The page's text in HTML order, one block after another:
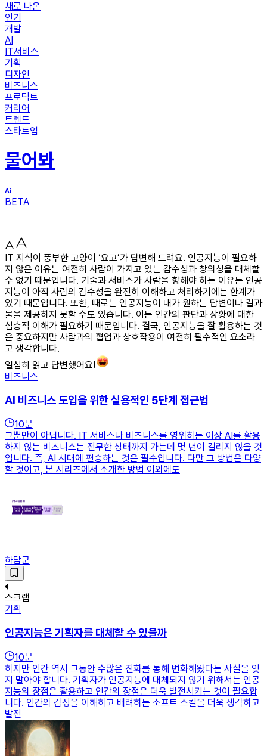
새로 나온
인기
개발
AI
IT서비스
기획
디자인
비즈니스
프로덕트
커리어
트렌드
스타트업
물어봐
BETA
IT 지식이 풍부한 고양이 ‘요고’가 답변해 드려요. 인공지능이 필요하
지 않은 이유는 여전히 사람이 가지고 있는 감수성과 창의성을 대체할
수 없기 때문입니다. 기술과 서비스가 사람을 향해야 하는 이유는 인공
지능이 아직 사람의 감수성을 완전히 이해하고 처리하기에는 한계가
있기 때문입니다. 또한, 때로는 인공지능이 내가 원하는 답변이나 결과
물을 제공하지 못할 수도 있습니다. 이는 인간의 판단과 상황에 대한
심층적 이해가 필요하기 때문입니다. 결국, 인공지능을 잘 활용하는 것
은 중요하지만 사람과의 협업과 상호작용이 여전히 필수적인 요소라
고 생각합니다.
열심히 읽고 답변했어요!
비즈니스
AI 비즈니스 도입을 위한 실용적인 5단계 접근법
10분
그뿐만이 아닙니다. IT 서비스나 비즈니스를 영위하는 이상 AI를 활용
하지 않는 비즈니스는 전무한 상태까지 가는데 몇 년이 걸리지 않을 것
입니다. 즉, AI 시대에 편승하는 것은 필수입니다. 다만 그 방법은 다양
할 것이고, 본 시리즈에서 소개한 방법 이외에도
하담군
스크랩
기획
인공지능은 기획자를 대체할 수 있을까
10분
하지만 인간 역시 그동안 수많은 진화를 통해 변화해왔다는 사실을 잊
지 말아야 합니다. 기획자가 인공지능에 대체되지 않기 위해서는 인공
지능의 장점은 활용하고 인간의 장점은 더욱 발전시키는 것이 필요합
니다. 인간의 감정을 이해하고 배려하는 소프트 스킬을 더욱 생각하고
발전